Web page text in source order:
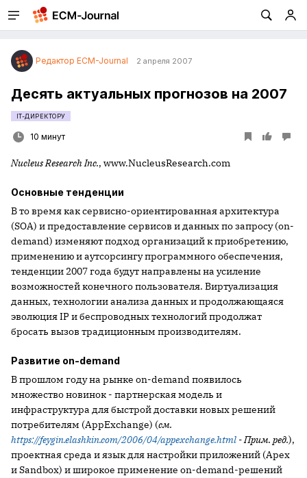
Редактор ECM-Journal 2 апреля 2007
Десять актуальных прогнозов на 2007
IT-ДИРЕКТОРУ
10 минут
Nucleus Research Inc., www.NucleusResearch.com
Основные тенденции
В то время как сервисно-ориентированная архитектура
(SOA) и предоставление сервисов и данных по запросу (on-
demand) изменяют подход организаций к приобретению,
применению и аутсорсингу программного обеспечения,
тенденции 2007 года будут направлены на усиление
возможностей конечного пользователя. Виртуализация
данных, технологии анализа данных и продолжающаяся
эволюция IP и беспроводных технологий продолжат
бросать вызов традиционным производителям.
Развитие on-demand
В прошлом году на рынке on-demand появилось
множество новинок - партнерская модель и
инфраструктура для быстрой доставки новых решений
потребителям (AppExchange) (см.
https://feygin.elashkin.com/2006/04/appexchange.html - Прим. ред.),
проектная среда и язык для настройки приложений (Apex
и Sandbox) и широкое применение on-demand-решений